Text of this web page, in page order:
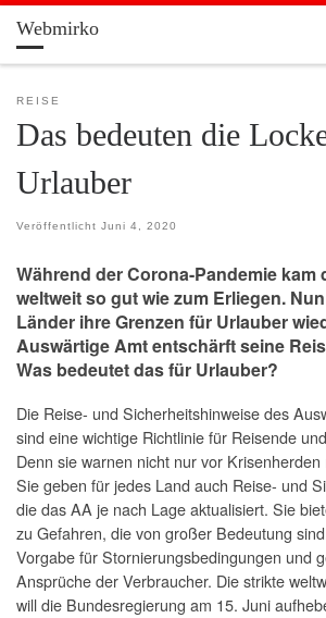
Zum Inhalt springen
Webmirko
REISE
Das bedeuten die
Urlauber
Veröffentlicht Juni 4, 2020
Während der Corona-Pandemie kam
weltweit so gut wie zum Erliegen.
Länder ihre Grenzen für Urlauber
Auswärtige Amt entschärft seine
Was bedeutet das für Urlauber?
Die Reise- und Sicherheitshinweise des
sind eine wichtige Richtlinie für Reisende
Denn sie warnen nicht nur vor
Sie geben für jedes Land auch Reise- und
die das AA je nach Lage aktualisiert. Sie
zu Gefahren, die von großer Bedeutung
Vorgabe für Stornierungsbedingungen und
Ansprüche der Verbraucher. Die strikte
will die Bundesregierung am 15. Juni